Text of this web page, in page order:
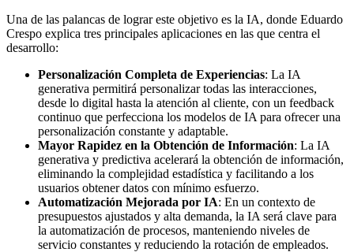
Una de las palancas de lograr este objetivo es la IA, donde Eduardo
Crespo explica tres principales aplicaciones en las que centra el
desarrollo:
Personalización Completa de Experiencias: La IA
generativa permitirá personalizar todas las interacciones,
desde lo digital hasta la atención al cliente, con un feedback
continuo que perfecciona los modelos de IA para ofrecer una
personalización constante y adaptable.
Mayor Rapidez en la Obtención de Información: La IA
generativa y predictiva acelerará la obtención de información,
eliminando la complejidad estadística y facilitando a los
usuarios obtener datos con mínimo esfuerzo.
Automatización Mejorada por IA: En un contexto de
presupuestos ajustados y alta demanda, la IA será clave para
la automatización de procesos, manteniendo niveles de
servicio constantes y reduciendo la rotación de empleados.